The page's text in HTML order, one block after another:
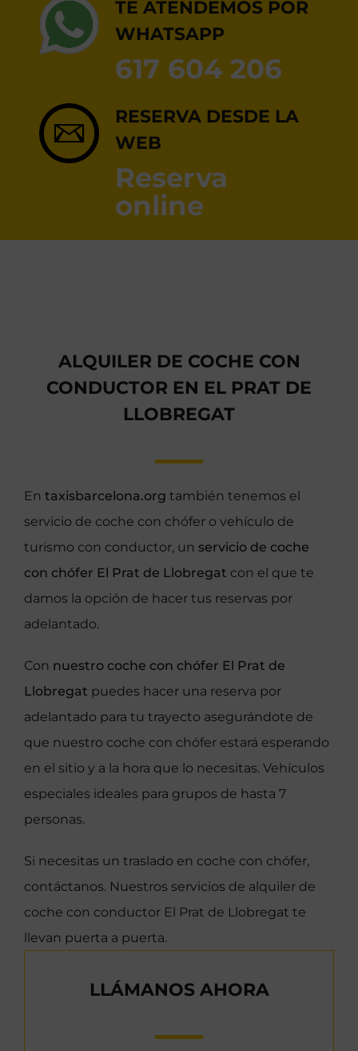
TE ATENDEMOS POR
WHATSAPP
617 604 206
RESERVA DESDE LA
WEB
Reserva
online
ALQUILER DE COCHE CON
CONDUCTOR EN EL PRAT DE
LLOBREGAT
En taxisbarcelona.org también tenemos el
servicio de coche con chófer o vehículo de
turismo con conductor, un servicio de coche
con chófer El Prat de Llobregat con el que te
damos la opción de hacer tus reservas por
adelantado.
Con nuestro coche con chófer El Prat de
Llobregat puedes hacer una reserva por
adelantado para tu trayecto asegurándote de
que nuestro coche con chófer estará esperando
en el sitio y a la hora que lo necesitas. Vehículos
especiales ideales para grupos de hasta 7
personas.
Si necesitas un traslado en coche con chófer,
contáctanos. Nuestros servicios de alquiler de
coche con conductor El Prat de Llobregat te
llevan puerta a puerta.
LLÁMANOS AHORA